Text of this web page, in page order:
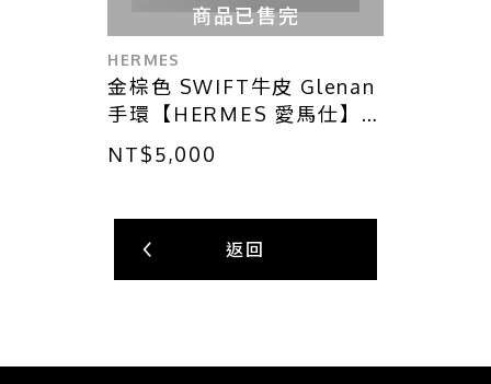
商品已售完
HERMES
金棕色 SWIFT牛皮 Glenan
手環【HERMES 愛馬仕】
H071681F37T1
NT$5,000
返回